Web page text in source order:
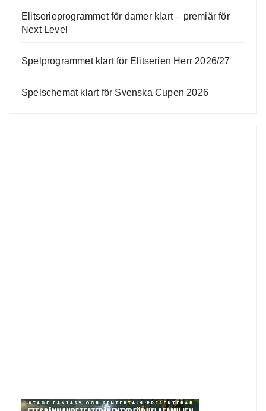
Elitserieprogrammet för damer klart – premiär för
Next Level
Spelprogrammet klart för Elitserien Herr 2026/27
Spelschemat klart för Svenska Cupen 2026